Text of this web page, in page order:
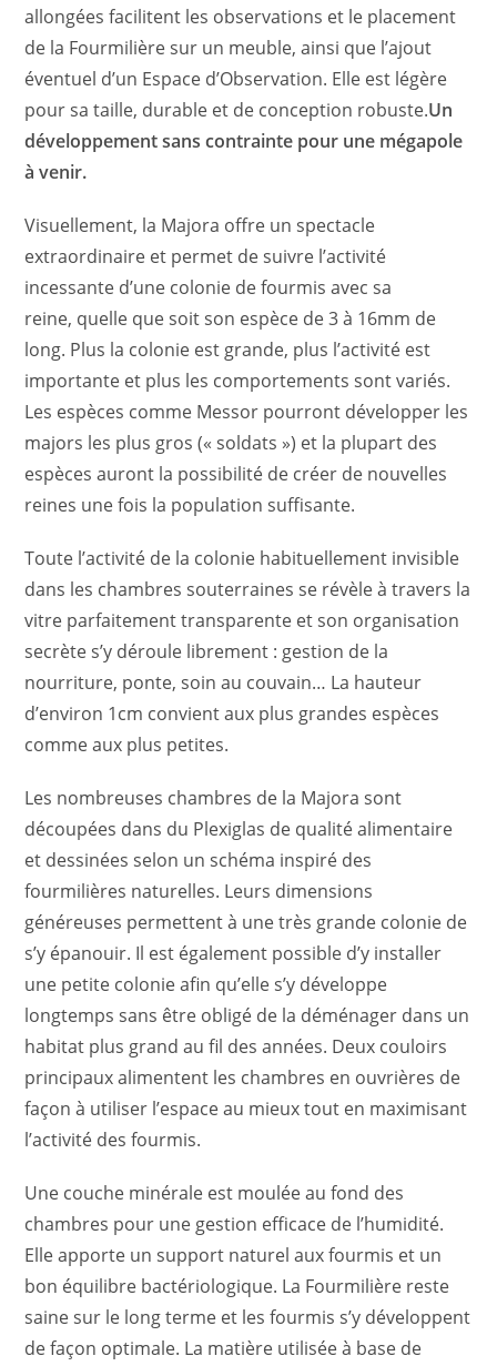
allongées facilitent les observations et le placement
de la Fourmilière sur un meuble, ainsi que l’ajout
éventuel d’un Espace d’Observation. Elle est légère
pour sa taille, durable et de conception robuste.Un
développement sans contrainte pour une mégapole
à venir.
Visuellement, la Majora offre un spectacle
extraordinaire et permet de suivre l’activité
incessante d’une colonie de fourmis avec sa
reine, quelle que soit son espèce de 3 à 16mm de
long. Plus la colonie est grande, plus l’activité est
importante et plus les comportements sont variés.
Les espèces comme Messor pourront développer les
majors les plus gros (« soldats ») et la plupart des
espèces auront la possibilité de créer de nouvelles
reines une fois la population suffisante.
Toute l’activité de la colonie habituellement invisible
dans les chambres souterraines se révèle à travers la
vitre parfaitement transparente et son organisation
secrète s’y déroule librement : gestion de la
nourriture, ponte, soin au couvain… La hauteur
d’environ 1cm convient aux plus grandes espèces
comme aux plus petites.
Les nombreuses chambres de la Majora sont
découpées dans du Plexiglas de qualité alimentaire
et dessinées selon un schéma inspiré des
fourmilières naturelles. Leurs dimensions
généreuses permettent à une très grande colonie de
s’y épanouir. Il est également possible d’y installer
une petite colonie afin qu’elle s’y développe
longtemps sans être obligé de la déménager dans un
habitat plus grand au fil des années. Deux couloirs
principaux alimentent les chambres en ouvrières de
façon à utiliser l’espace au mieux tout en maximisant
l’activité des fourmis.
Une couche minérale est moulée au fond des
chambres pour une gestion efficace de l’humidité.
Elle apporte un support naturel aux fourmis et un
bon équilibre bactériologique. La Fourmilière reste
saine sur le long terme et les fourmis s’y développent
de façon optimale. La matière utilisée à base de